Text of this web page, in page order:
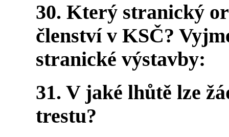
30. Který stranický
členství v KSČ?
stranické výstavby:
31. V jaké lhůtě lze
trestu?